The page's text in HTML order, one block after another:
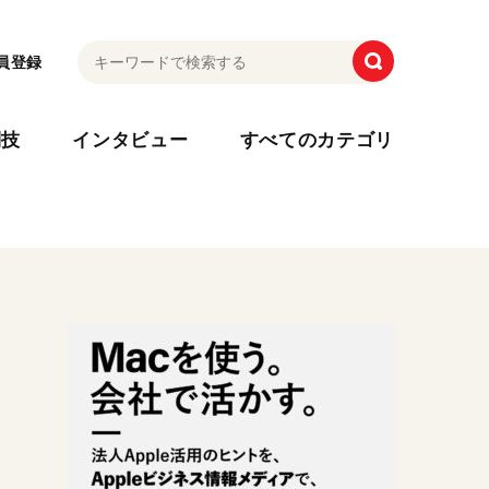
登録
インタビュー すべてのカテゴリ